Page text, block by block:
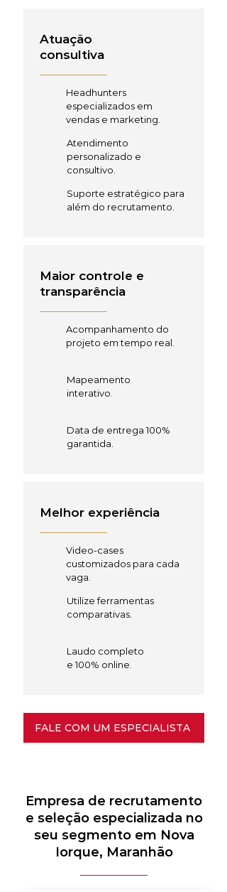
Atuação
consultiva
Headhunters
especializados em
vendas e marketing.
Atendimento
personalizado e
consultivo.
Suporte estratégico para
além do recrutamento.
Maior controle e
transparência
Acompanhamento do
projeto em tempo real.
Mapeamento
interativo.
Data de entrega 100%
garantida.
Melhor experiência
Video-cases
customizados para cada
vaga.
Utilize ferramentas
comparativas.
Laudo completo
e 100% online.
FALE COM UM ESPECIALISTA
Empresa de recrutamento
e seleção especializada no
seu segmento em Nova
Iorque, Maranhão